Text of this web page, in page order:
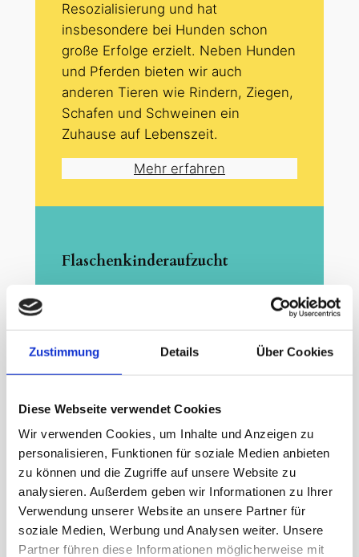
Zustimmung Details Über Cookies
Diese Webseite verwendet Cookies
Wir verwenden Cookies, um Inhalte und Anzeigen zu
personalisieren, Funktionen für soziale Medien anbieten
zu können und die Zugriffe auf unsere Website zu
analysieren. Außerdem geben wir Informationen zu Ihrer
Verwendung unserer Website an unsere Partner für
soziale Medien, Werbung und Analysen weiter. Unsere
Partner führen diese Informationen möglicherweise mit
Resozialisierung und hat
insbesondere bei Hunden schon
große Erfolge erzielt. Neben Hunden
und Pferden bieten wir auch
anderen Tieren wie Rindern, Ziegen,
Schafen und Schweinen ein
Zuhause auf Lebenszeit.
Mehr erfahren
Flaschenkinderaufzucht
Intensive Betreuung, rund um die
Flaschenkinderaufzucht. Hier
kümmern wir uns um Tierkinder, die
ihre Mütter verloren haben, zu früh
getrennt wurden oder von ihnen
nicht angenommen wurden. Diese
Tiere benötigen rund um die Uhr
intensive Pflege.